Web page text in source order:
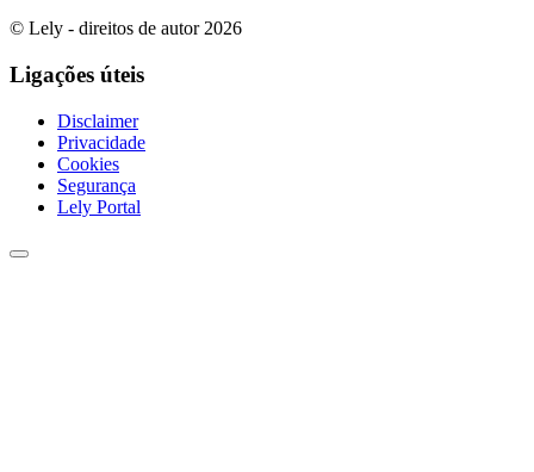
© Lely - direitos de autor 2026
Ligações úteis
Disclaimer
Privacidade
Cookies
Segurança
Lely Portal